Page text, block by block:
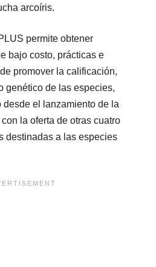
arcoíris.
permite obtener
bajo costo, prácticas e
promover la calificación,
genético de las especies,
el lanzamiento de la
la oferta de otras cuatro
destinadas a las especies